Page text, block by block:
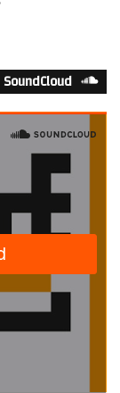
SoundCloud